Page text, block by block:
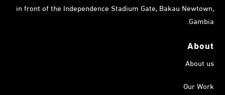
in front of the Independence Stadium Gate, Bakau Newtown,
Gambia.
About
About us
Our Work